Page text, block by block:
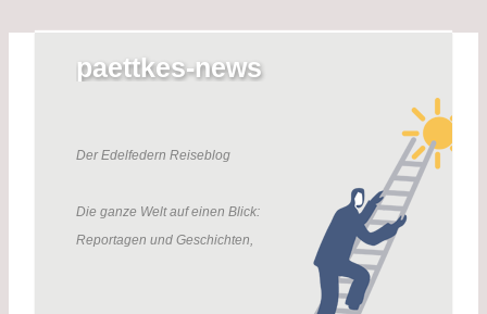
paettkes-news
Der Edelfedern Reiseblog
Die ganze Welt auf einen Blick:
Reportagen und Geschichten,